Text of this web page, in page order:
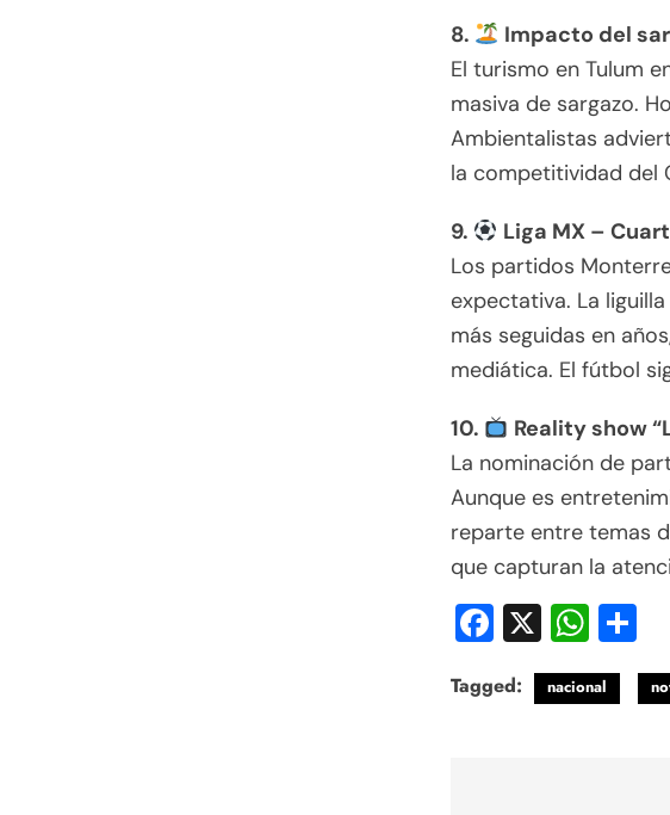
8.
Impacto del
El turismo en Tulum
masiva de sargazo.
Ambientalistas
la competitividad del
9.
Liga MX –
Los partidos
expectativa. La
más seguidas en
mediática. El fútbol
10.
Reality show
La nominación de
Aunque es
reparte entre temas
que capturan la
Facebook
X
Tagged: nacional